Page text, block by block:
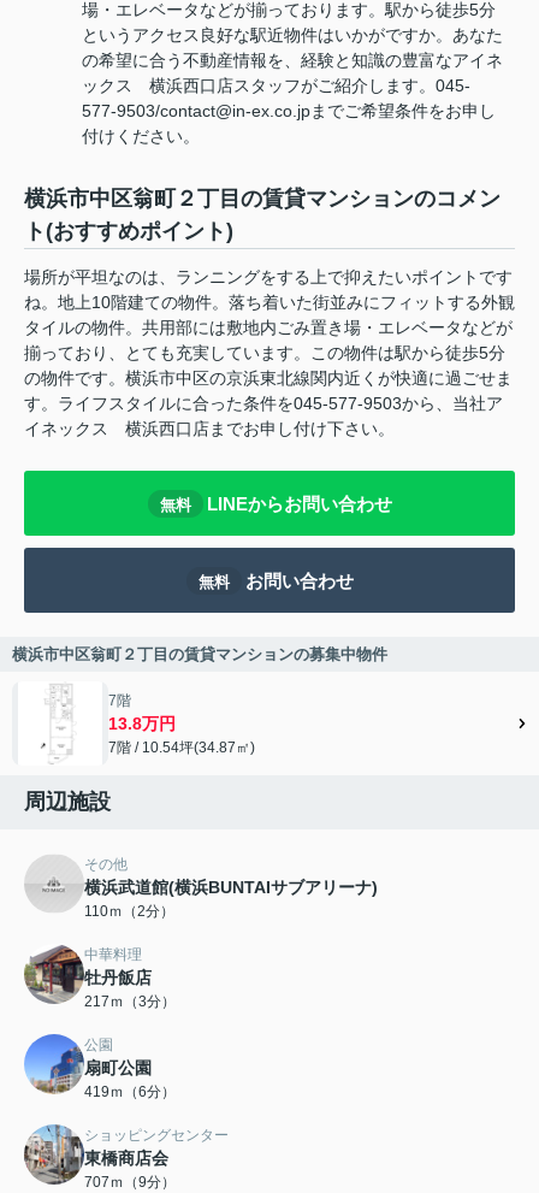
場・エレベータなどが揃っております。駅から徒歩5分
というアクセス良好な駅近物件はいかがですか。あなた
の希望に合う不動産情報を、経験と知識の豊富なアイネ
ックス 横浜西口店スタッフがご紹介します。045-
577-9503/contact@in-ex.co.jpまでご希望条件をお申し
付けください。
横浜市中区翁町２丁目の賃貸マンションのコメン
ト(おすすめポイント)
場所が平坦なのは、ランニングをする上で抑えたいポイントです
ね。地上10階建ての物件。落ち着いた街並みにフィットする外観
タイルの物件。共用部には敷地内ごみ置き場・エレベータなどが
揃っており、とても充実しています。この物件は駅から徒歩5分
の物件です。横浜市中区の京浜東北線関内近くが快適に過ごせま
す。ライフスタイルに合った条件を045-577-9503から、当社ア
イネックス 横浜西口店までお申し付け下さい。
無料 LINEからお問い合わせ
無料 お問い合わせ
横浜市中区翁町２丁目の賃貸マンションの募集中物件
7階
13.8万円
7階 / 10.54坪(34.87㎡)
周辺施設
その他
横浜武道館(横浜BUNTAIサブアリーナ)
110ｍ（2分）
中華料理
牡丹飯店
217ｍ（3分）
公園
扇町公園
419ｍ（6分）
ショッピングセンター
東橋商店会
707ｍ（9分）